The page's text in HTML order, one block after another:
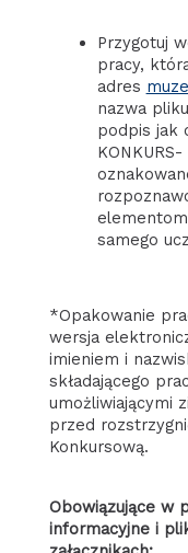
Przygotuj
pracy,
adres
nazwa
podpis jak
samego
*Opakowanie
wersja
imieniem i
składającego
umożliwiającymi
przed
Konkursową.
Obowiązujące w
informacyjne i